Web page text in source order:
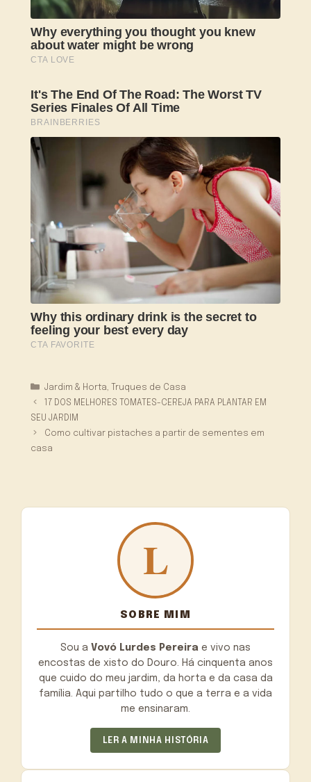
Categorias
Jardim & Horta
Truques de Casa
17 DOS MELHORES TOMATES-CEREJA PARA PLANTAR EM
SEU JARDIM
Como cultivar pistaches a partir de sementes em
casa
SOBRE MIM
Sou a Vovó Lurdes Pereira e vivo nas
encostas de xisto do Douro. Há cinquenta anos
que cuido do meu jardim, da horta e da casa da
família. Aqui partilho tudo o que a terra e a vida
me ensinaram.
LER A MINHA HISTÓRIA